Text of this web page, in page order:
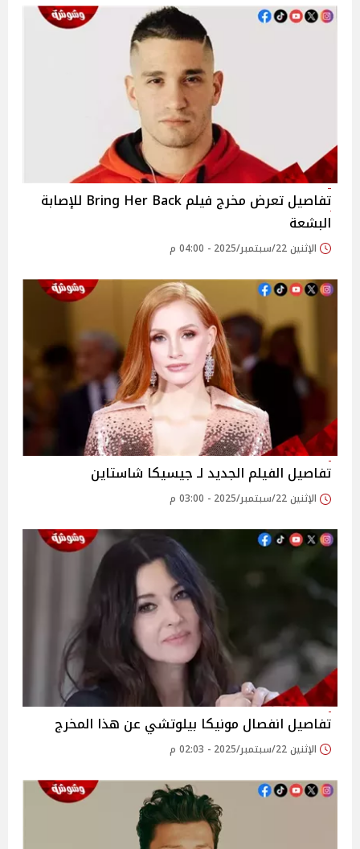
تفاصيل تعرض مخرج فيلم Bring Her Back للإصابة
البشعة
الإثنين 22/سبتمبر/2025 - 04:00 م
تفاصيل الفيلم الجديد لـ جيسيكا شاستاين
الإثنين 22/سبتمبر/2025 - 03:00 م
تفاصيل انفصال مونيكا بيلوتشي عن هذا المخرج
الإثنين 22/سبتمبر/2025 - 02:03 م